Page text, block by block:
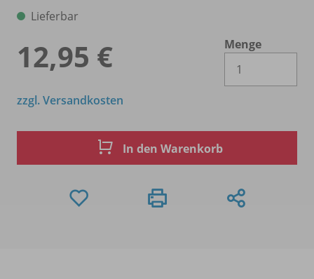
Lieferbar
12,95 €
Menge
zzgl. Versandkosten
In den Warenkorb